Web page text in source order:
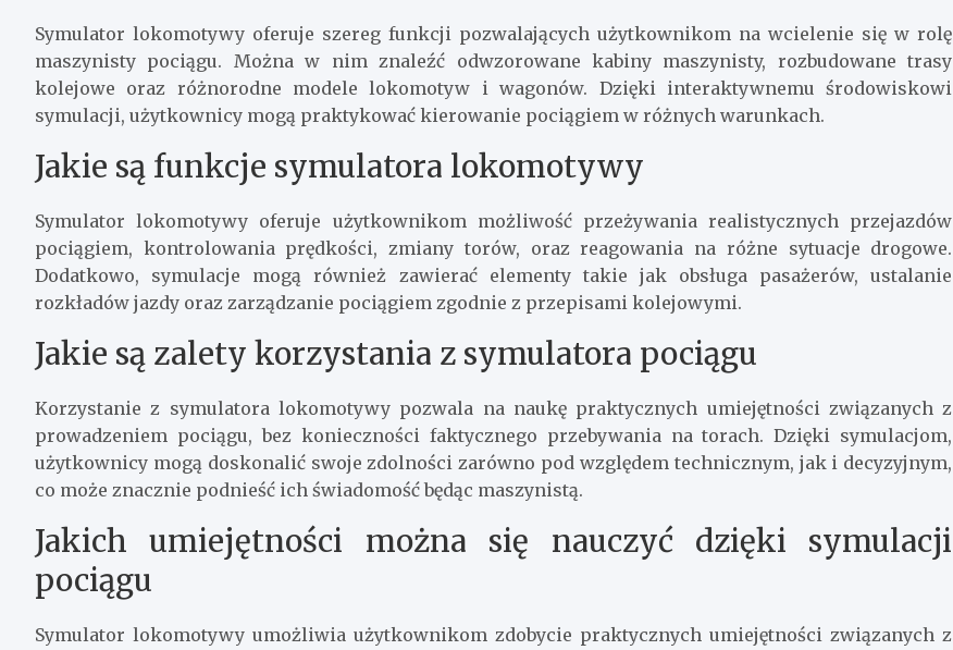
Symulator lokomotywy oferuje szereg funkcji pozwalających użytkownikom na wcielenie się w rolę
maszynisty pociągu. Można w nim znaleźć odwzorowane kabiny maszynisty, rozbudowane trasy
kolejowe oraz różnorodne modele lokomotyw i wagonów. Dzięki interaktywnemu środowiskowi
symulacji, użytkownicy mogą praktykować kierowanie pociągiem w różnych warunkach.
Jakie są funkcje symulatora lokomotywy
Symulator lokomotywy oferuje użytkownikom możliwość przeżywania realistycznych przejazdów
pociągiem, kontrolowania prędkości, zmiany torów, oraz reagowania na różne sytuacje drogowe.
Dodatkowo, symulacje mogą również zawierać elementy takie jak obsługa pasażerów, ustalanie
rozkładów jazdy oraz zarządzanie pociągiem zgodnie z przepisami kolejowymi.
Jakie są zalety korzystania z symulatora pociągu
Korzystanie z symulatora lokomotywy pozwala na naukę praktycznych umiejętności związanych z
prowadzeniem pociągu, bez konieczności faktycznego przebywania na torach. Dzięki symulacjom,
użytkownicy mogą doskonalić swoje zdolności zarówno pod względem technicznym, jak i decyzyjnym,
co może znacznie podnieść ich świadomość będąc maszynistą.
Jakich umiejętności można się nauczyć dzięki symulacji
pociągu
Symulator lokomotywy umożliwia użytkownikom zdobycie praktycznych umiejętności związanych z